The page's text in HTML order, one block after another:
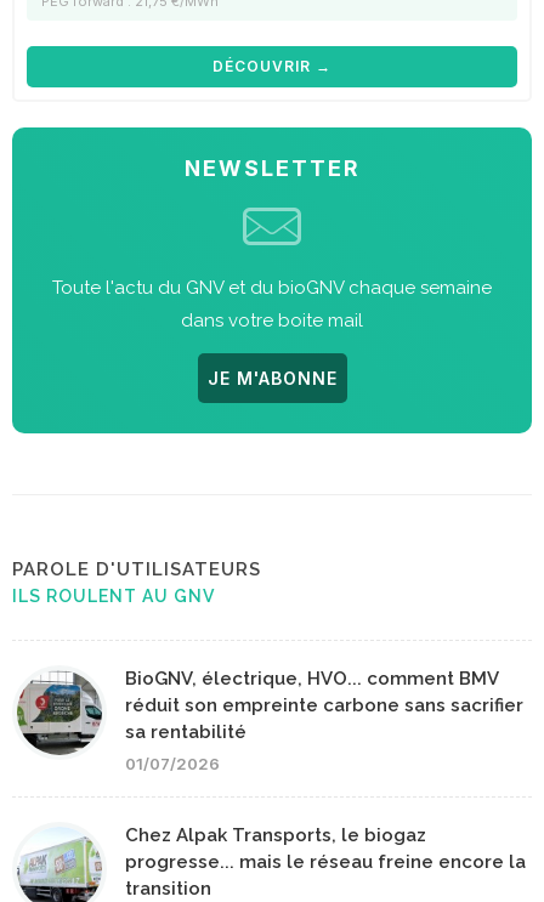
DÉCOUVRIR →
NEWSLETTER
Toute l'actu du GNV et du bioGNV chaque semaine
dans votre boite mail
JE M'ABONNE
PAROLE D'UTILISATEURS
ILS ROULENT AU GNV
BioGNV, électrique, HVO... comment BMV
réduit son empreinte carbone sans sacrifier
sa rentabilité
01/07/2026
Chez Alpak Transports, le biogaz
progresse... mais le réseau freine encore la
transition